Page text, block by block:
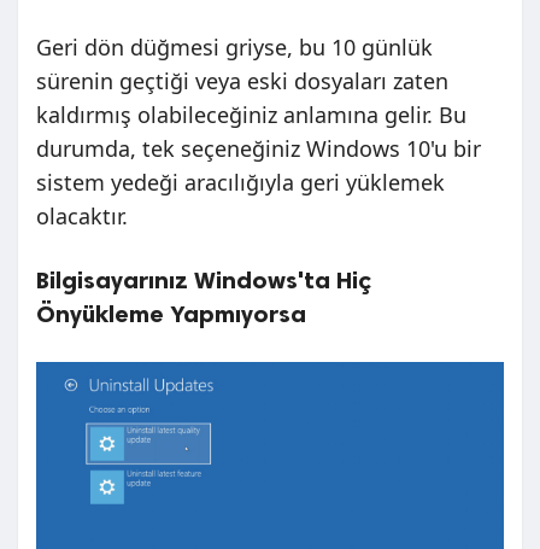
Geri dön düğmesi griyse, bu 10 günlük
sürenin geçtiği veya eski dosyaları zaten
kaldırmış olabileceğiniz anlamına gelir. Bu
durumda, tek seçeneğiniz Windows 10'u bir
sistem yedeği aracılığıyla geri yüklemek
olacaktır.
Bilgisayarınız Windows'ta Hiç
Önyükleme Yapmıyorsa